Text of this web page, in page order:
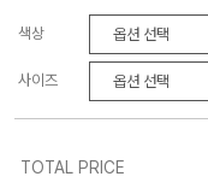
색상
사이즈
TOTAL PRICE